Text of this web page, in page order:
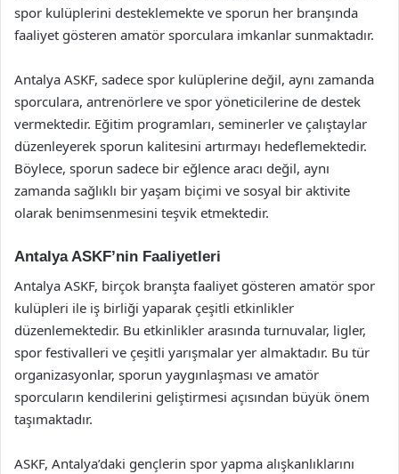
spor kulüplerini desteklemekte ve sporun her branşında
faaliyet gösteren amatör sporculara imkanlar sunmaktadır.
Antalya ASKF, sadece spor kulüplerine değil, aynı zamanda
sporculara, antrenörlere ve spor yöneticilerine de destek
vermektedir. Eğitim programları, seminerler ve çalıştaylar
düzenleyerek sporun kalitesini artırmayı hedeflemektedir.
Böylece, sporun sadece bir eğlence aracı değil, aynı
zamanda sağlıklı bir yaşam biçimi ve sosyal bir aktivite
olarak benimsenmesini teşvik etmektedir.
Antalya ASKF’nin Faaliyetleri
Antalya ASKF, birçok branşta faaliyet gösteren amatör spor
kulüpleri ile iş birliği yaparak çeşitli etkinlikler
düzenlemektedir. Bu etkinlikler arasında turnuvalar, ligler,
spor festivalleri ve çeşitli yarışmalar yer almaktadır. Bu tür
organizasyonlar, sporun yaygınlaşması ve amatör
sporcuların kendilerini geliştirmesi açısından büyük önem
taşımaktadır.
ASKF, Antalya’daki gençlerin spor yapma alışkanlıklarını